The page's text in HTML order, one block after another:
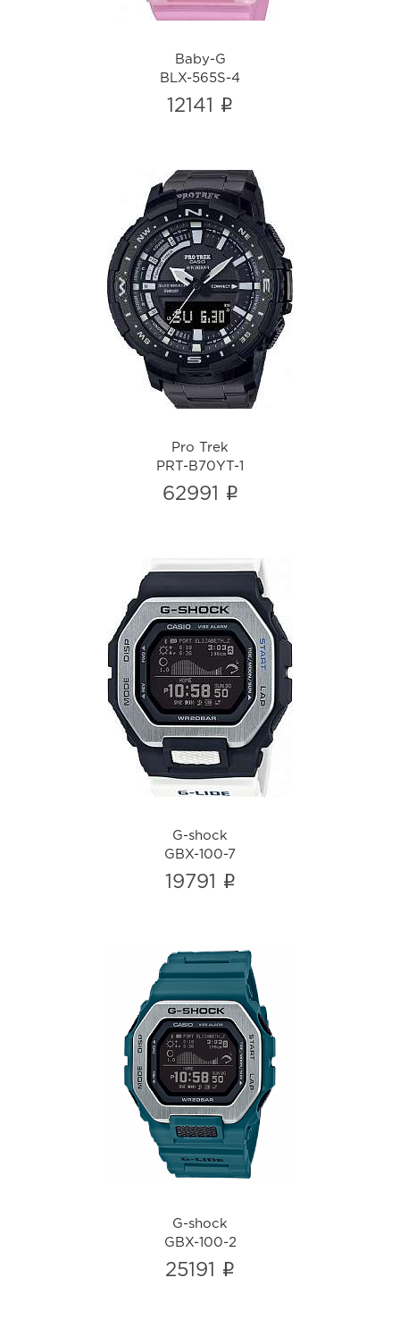
Baby-G
BLX-565S-4
12141 i
Pro Trek
PRT-B70YT-1
i
Pro Trek
PRT-B70YT-1
62991 i
G-shock
GBX-100-7
i
G-shock
GBX-100-7
19791 i
G-shock
GBX-100-2
i
G-shock
GBX-100-2
25191 i